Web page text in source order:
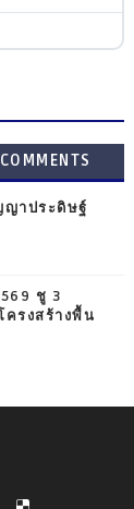
COMMENTS
าประดิษฐ์
ชู 3
รงสร้างพื้น